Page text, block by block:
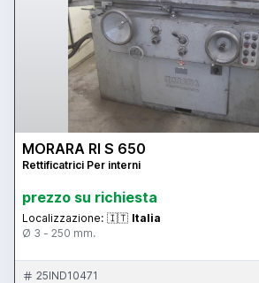
MORARA RI S 650
Rettificatrici Per interni
prezzo su richiesta
Localizzazione: 🇮🇹 Italia
Ø 3 - 250 mm.
25IND10471